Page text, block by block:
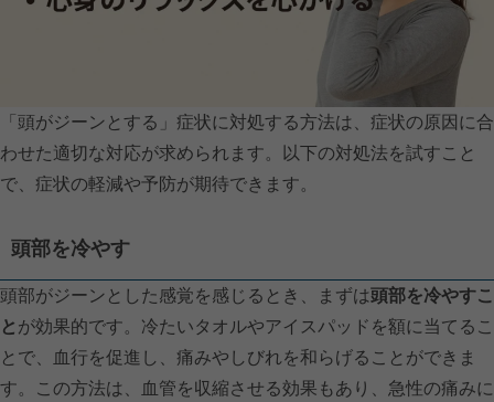
「頭がジーンとする」症状に対処する方法は、症状の原因に合
わせた適切な対応が求められます。以下の対処法を試すこと
で、症状の軽減や予防が期待できます。
頭部を冷やす
頭部がジーンとした感覚を感じるとき、まずは頭部を冷やすこ
と が効果的です。冷たいタオルやアイスパッドを額に当てるこ
とで、血行を促進し、痛みやしびれを和らげることができま
す。この方法は、血管を収縮させる効果もあり、急性の痛みに